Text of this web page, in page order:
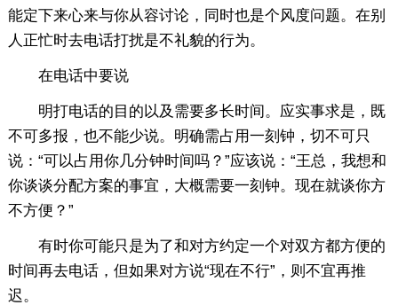
能定下来心来与你从容讨论，同时也是个风度问题。在别
人正忙时去电话打扰是不礼貌的行为。
在电话中要说
明打电话的目的以及需要多长时间。应实事求是，既
不可多报，也不能少说。明确需占用一刻钟，切不可只
说：“可以占用你几分钟时间吗？”应该说：“王总，我想和
你谈谈分配方案的事宜，大概需要一刻钟。现在就谈你方
不方便？”
有时你可能只是为了和对方约定一个对双方都方便的
时间再去电话，但如果对方说“现在不行”，则不宜再推
迟。